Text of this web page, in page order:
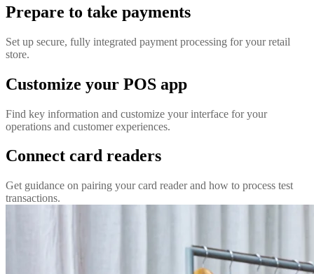
Prepare to take payments
Set up secure, fully integrated payment processing for your retail
store.
Customize your POS app
Find key information and customize your interface for your
operations and customer experiences.
Connect card readers
Get guidance on pairing your card reader and how to process test
transactions.